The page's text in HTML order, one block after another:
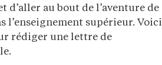
d’aller au bout de l’aventure de
l’enseignement supérieur. Voici
rédiger une lettre de